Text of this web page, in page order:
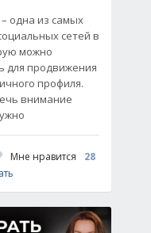
одна из самых
сетей в
можно
для продвижения
профиля.
внимание
Мне нравится
28